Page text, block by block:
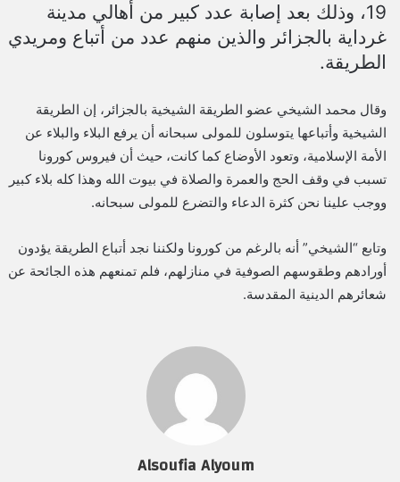
19، وذلك بعد إصابة عدد كبير من أهالي مدينة
غرداية بالجزائر والذين منهم عدد من أتباع ومريدي
الطريقة.
وقال محمد الشيخي عضو الطريقة الشيخية بالجزائر، إن الطريقة
الشيخية وأتباعها يتوسلون للمولى سبحانه أن يرفع البلاء والبلاء عن
الأمة الإسلامية، وتعود الأوضاع كما كانت، حيث أن فيروس كورونا
تسبب في وقف الحج والعمرة والصلاة في بيوت الله وهذا كله بلاء كبير
ووجب علينا نحن كثرة الدعاء والتضرع للمولى سبحانه.
وتابع “الشيخي” أنه بالرغم من كورونا ولكننا نجد أتباع الطريقة يؤدون
أورادهم وطقوسهم الصوفية في منازلهم، فلم تمنعهم هذه الجائحة عن
شعائرهم الدينية المقدسة.
Alsoufia Alyoum